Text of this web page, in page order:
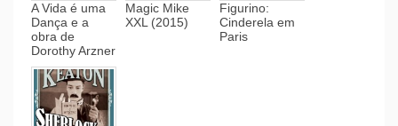
A Vida é uma
Dança e a
obra de
Dorothy Arzner
Magic Mike
XXL (2015)
Figurino:
Cinderela em
Paris